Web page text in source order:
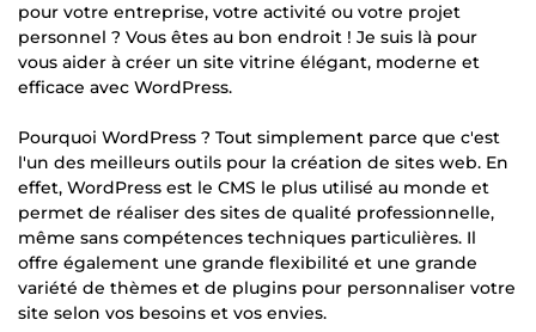
pour votre entreprise, votre activité ou votre projet
personnel ? Vous êtes au bon endroit ! Je suis là pour
vous aider à créer un site vitrine élégant, moderne et
efficace avec WordPress.
Pourquoi WordPress ? Tout simplement parce que c'est
l'un des meilleurs outils pour la création de sites web. En
effet, WordPress est le CMS le plus utilisé au monde et
permet de réaliser des sites de qualité professionnelle,
même sans compétences techniques particulières. Il
offre également une grande flexibilité et une grande
variété de thèmes et de plugins pour personnaliser votre
site selon vos besoins et vos envies.